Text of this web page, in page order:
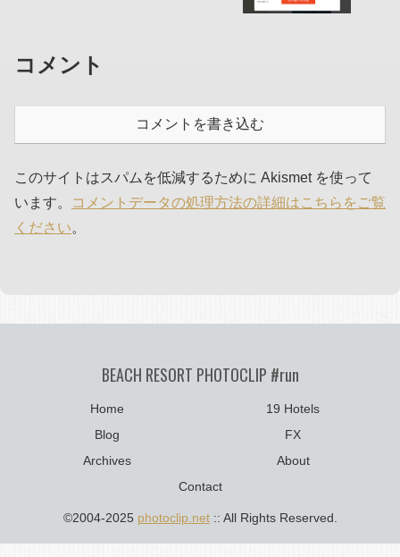
コメント
コメントを書き込む
このサイトはスパムを低減するために Akismet を使って
います。
コメントデータの処理方法の詳細はこちらをご覧
ください。
BEACH RESORT PHOTOCLIP #run
Home
19 Hotels
Blog
FX
Archives
About
Contact
©2004-2025 photoclip.net:: All Rights Reserved.